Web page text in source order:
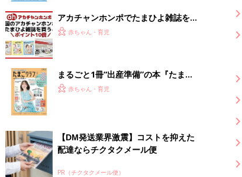
アカチャンホンポでたまひよ雑誌を買
うとポイント10倍【期間限定】
赤ちゃん・育児
まるごと1冊“出産準備”の本『たまご
クラブ 夏号』〈スペシャル大特集〉
赤ちゃん・育児
【DM発送業界激震】コストを抑えた
配達ならチクタクメール便
PR（チクタクメール便）